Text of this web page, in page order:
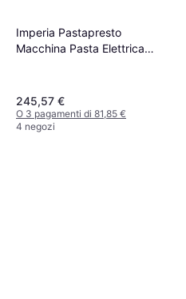
Imperia Pastapresto
Macchina Pasta Elettrica
245,57 €
O 3 pagamenti di 81,85 €
4 negozi